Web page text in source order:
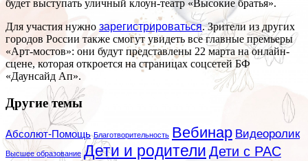
будет выступать уличный клоун-театр «Высокие братья».
Для участия нужно зарегистрироваться. Зрители из других
городов России также смогут увидеть все главные премьеры
«Арт-мостов»: они будут представлены 22 марта на онлайн-
сцене, которая откроется на страницах соцсетей БФ
«Даунсайд Ап».
Другие темы
Абсолют-Помощь Благотворительность Вебинар Видеоролик
Высшее образование Дети и родители Дети с РАС